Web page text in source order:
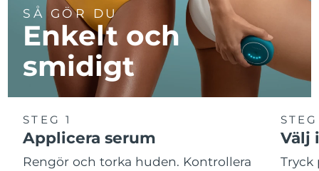
SÅ GÖR DU
Enkelt och
smidigt
STEG 1
Applicera serum
Rengör och torka huden. Kontrollera
Välj
Tryck